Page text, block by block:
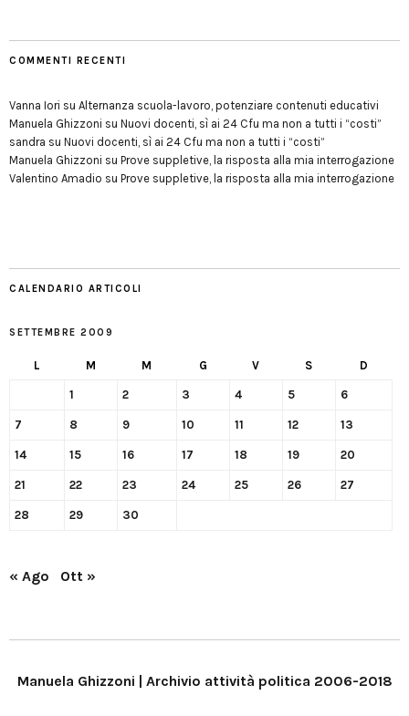
COMMENTI RECENTI
Vanna Iori su Alternanza scuola-lavoro, potenziare contenuti educativi
Manuela Ghizzoni su Nuovi docenti, sì ai 24 Cfu ma non a tutti i “costi”
sandra su Nuovi docenti, sì ai 24 Cfu ma non a tutti i “costi”
Manuela Ghizzoni su Prove suppletive, la risposta alla mia interrogazione
Valentino Amadio su Prove suppletive, la risposta alla mia interrogazione
CALENDARIO ARTICOLI
SETTEMBRE 2009
L M M G V S D
1 2 3 4 5 6
7 8 9 10 11 12 13
14 15 16 17 18 19 20
21 22 23 24 25 26 27
28 29 30
« Ago Ott »
Manuela Ghizzoni | Archivio attività politica 2006-2018